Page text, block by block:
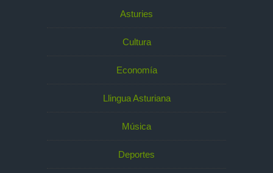
Asturies
Cultura
Economía
Llingua Asturiana
Música
Deportes